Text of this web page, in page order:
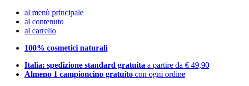
al menù principale
al contenuto
al carrello
100% cosmetici naturali
Italia: spedizione standard gratuita a partire da € 49,90
Almeno 1 campioncino gratuito con ogni ordine